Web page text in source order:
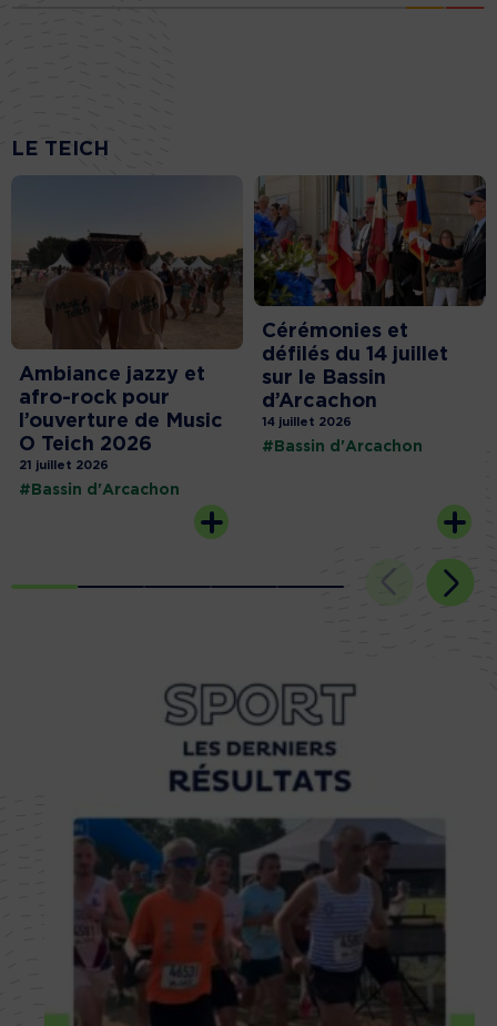
LE TEICH
Ambiance jazzy et
afro-rock pour
l’ouverture de Music
O Teich 2026
21 juillet 2026
#Bassin d'Arcachon
Cérémonies et
défilés du 14 juillet
sur le Bassin
d’Arcachon
14 juillet 2026
#Bassin d'Arcachon